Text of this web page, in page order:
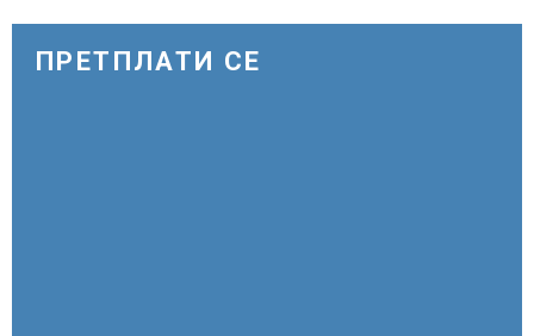
комбинација од фактори
ПРЕТПЛАТИ СЕ